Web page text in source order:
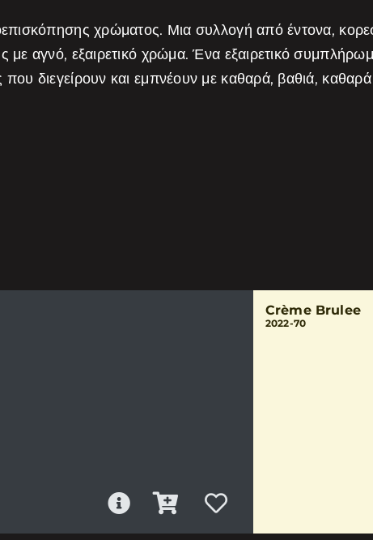
χρώματος. Μια συλλογή από έντονα,
με αγνό, εξαιρετικό χρώμα. Ένα εξαιρετικό
διεγείρουν και εμπνέουν με καθαρά, βαθιά,
Crème Brulee
2022-70